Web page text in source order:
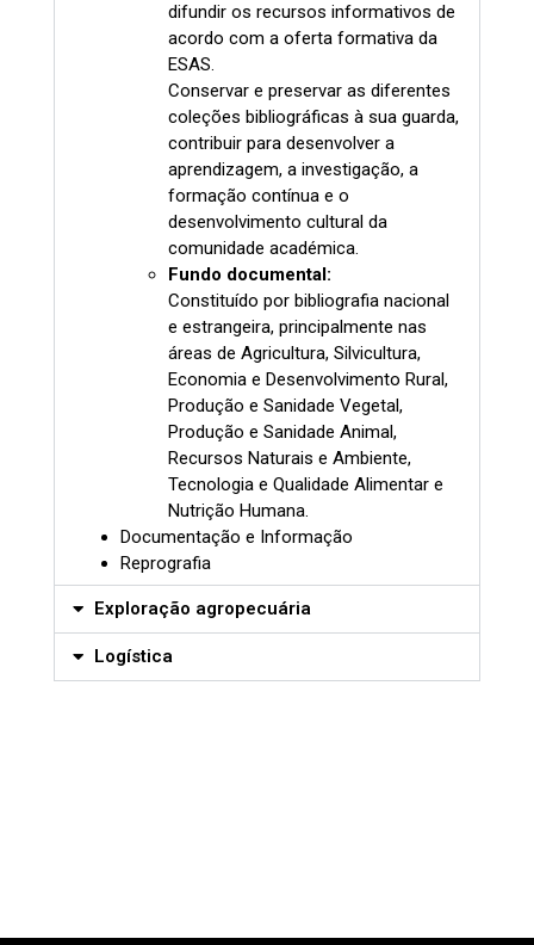
difundir os recursos informativos de
acordo com a oferta formativa da
ESAS.
Conservar e preservar as diferentes
coleções bibliográficas à sua guarda,
contribuir para desenvolver a
aprendizagem, a investigação, a
formação contínua e o
desenvolvimento cultural da
comunidade académica.
Fundo documental:
Constituído por bibliografia nacional
e estrangeira, principalmente nas
áreas de Agricultura, Silvicultura,
Economia e Desenvolvimento Rural,
Produção e Sanidade Vegetal,
Produção e Sanidade Animal,
Recursos Naturais e Ambiente,
Tecnologia e Qualidade Alimentar e
Nutrição Humana.
Documentação e Informação
Reprografia
Exploração agropecuária
Logística